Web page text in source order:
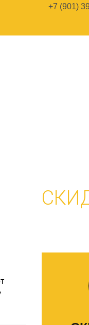
+7 (901)